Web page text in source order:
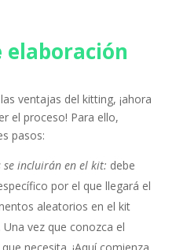
elaboración
ventajas del kitting, ¡ahora
el proceso! Para ello,
pasos:
incluirán en el kit: debe
por el que llegará el
aleatorios en el kit
Una vez que conozca el